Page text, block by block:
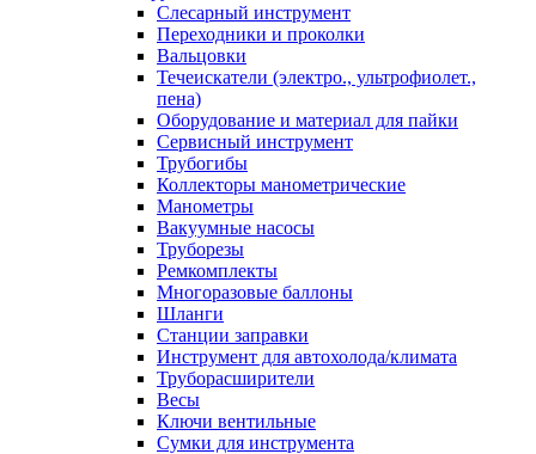
Слесарный инструмент
Переходники и проколки
Вальцовки
Течеискатели (электро., ультрофиолет.,
пена)
Оборудование и материал для пайки
Сервисный инструмент
Трубогибы
Коллекторы манометрические
Манометры
Вакуумные насосы
Труборезы
Ремкомплекты
Многоразовые баллоны
Шланги
Станции заправки
Инструмент для автохолода/климата
Труборасширители
Весы
Ключи вентильные
Сумки для инструмента